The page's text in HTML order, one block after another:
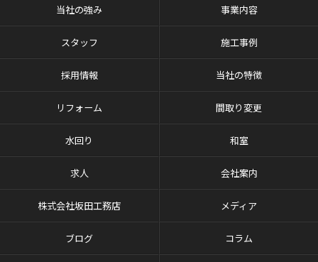
当社の強み 事業内容
スタッフ 施工事例
採用情報 当社の特徴
リフォーム 間取り変更
水回り 和室
求人 会社案内
株式会社坂田工務店 メディア
ブログ コラム